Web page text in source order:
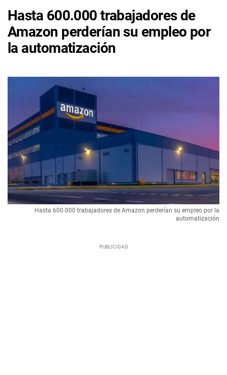
Hasta 600.000 trabajadores de
Amazon perderían su empleo por
la automatización
Hasta 600.000 trabajadores de Amazon perderían su empleo por la
automatización